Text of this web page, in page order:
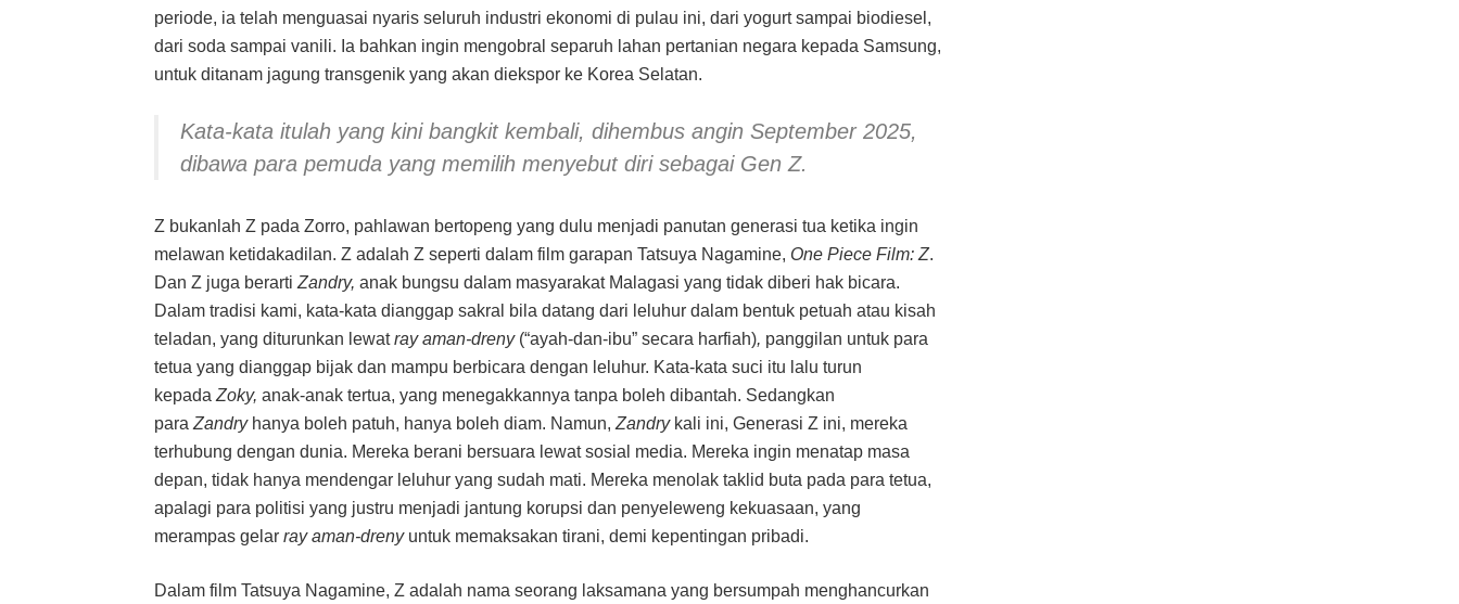
periode, ia telah menguasai nyaris seluruh industri ekonomi di pulau ini, dari yogurt sampai biodiesel,
dari soda sampai vanili. Ia bahkan ingin mengobral separuh lahan pertanian negara kepada Samsung,
untuk ditanam jagung transgenik yang akan diekspor ke Korea Selatan.
Kata-kata itulah yang kini bangkit kembali, dihembus angin September 2025,
dibawa para pemuda yang memilih menyebut diri sebagai Gen Z.
Z bukanlah Z pada Zorro, pahlawan bertopeng yang dulu menjadi panutan generasi tua ketika ingin
melawan ketidakadilan. Z adalah Z seperti dalam film garapan Tatsuya Nagamine, One Piece Film: Z.
Dan Z juga berarti Zandry, anak bungsu dalam masyarakat Malagasi yang tidak diberi hak bicara.
Dalam tradisi kami, kata-kata dianggap sakral bila datang dari leluhur dalam bentuk petuah atau kisah
teladan, yang diturunkan lewatray aman-dreny (“ayah-dan-ibu” secara harfiah), panggilan untuk para
tetua yang dianggap bijak dan mampu berbicara dengan leluhur. Kata-kata suci itu lalu turun
kepada Zoky, anak-anak tertua, yang menegakkannya tanpa boleh dibantah. Sedangkan
para Zandry hanya boleh patuh, hanya boleh diam. Namun, Zandry kali ini, Generasi Z ini, mereka
terhubung dengan dunia. Mereka berani bersuara lewat sosial media. Mereka ingin menatap masa
depan, tidak hanya mendengar leluhur yang sudah mati. Mereka menolak taklid buta pada para tetua,
apalagi para politisi yang justru menjadi jantung korupsi dan penyeleweng kekuasaan, yang
merampas gelar ray aman-dreny untuk memaksakan tirani, demi kepentingan pribadi.
Dalam film Tatsuya Nagamine, Z adalah nama seorang laksamana yang bersumpah menghancurkan